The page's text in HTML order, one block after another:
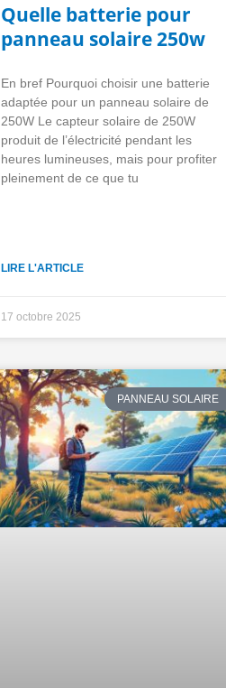
Quelle batterie pour
panneau solaire 250w
En bref Pourquoi choisir une batterie
adaptée pour un panneau solaire de
250W Le capteur solaire de 250W
produit de l’électricité pendant les
heures lumineuses, mais pour profiter
pleinement de ce que tu
LIRE L'ARTICLE
17 octobre 2025
PANNEAU SOLAIRE